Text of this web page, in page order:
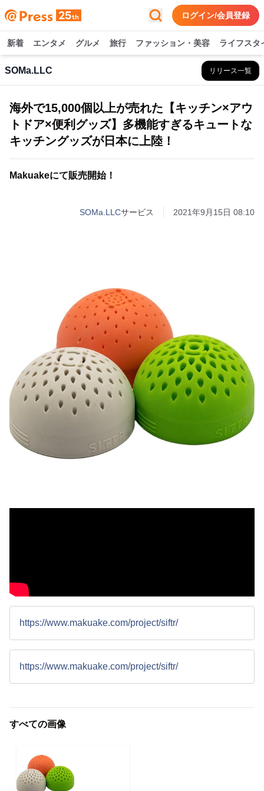
ログイン/会員登録
新着 エンタメ グルメ 旅行 ファッション・美容 ライフスタ
SOMa.LLC リリース一覧
海外で15,000個以上が売れた【キッチン×アウ
トドア×便利グッズ】多機能すぎるキュートな
キッチングッズが日本に上陸！
Makuakeにて販売開始！
SOMa.LLCサービス 2021年9月15日 08:10
https://www.makuake.com/project/siftr/
https://www.makuake.com/project/siftr/
すべての画像